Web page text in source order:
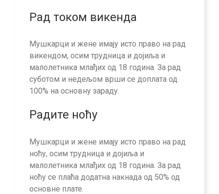
Рад током викенда
Мушкарци и жене имају исто право на рад
викендом, осим трудница и дојиља и
малолетника млађих од 18 година. За рад
суботом и недељом врши се доплата од
100% на основну зараду.
Радите ноћу
Мушкарци и жене имају исто право на рад
ноћу, осим трудница и дојиља и
малолетника млађих од 18 година. За рад
ноћу се плаћа додатна накнада од 50% од
основне плате.